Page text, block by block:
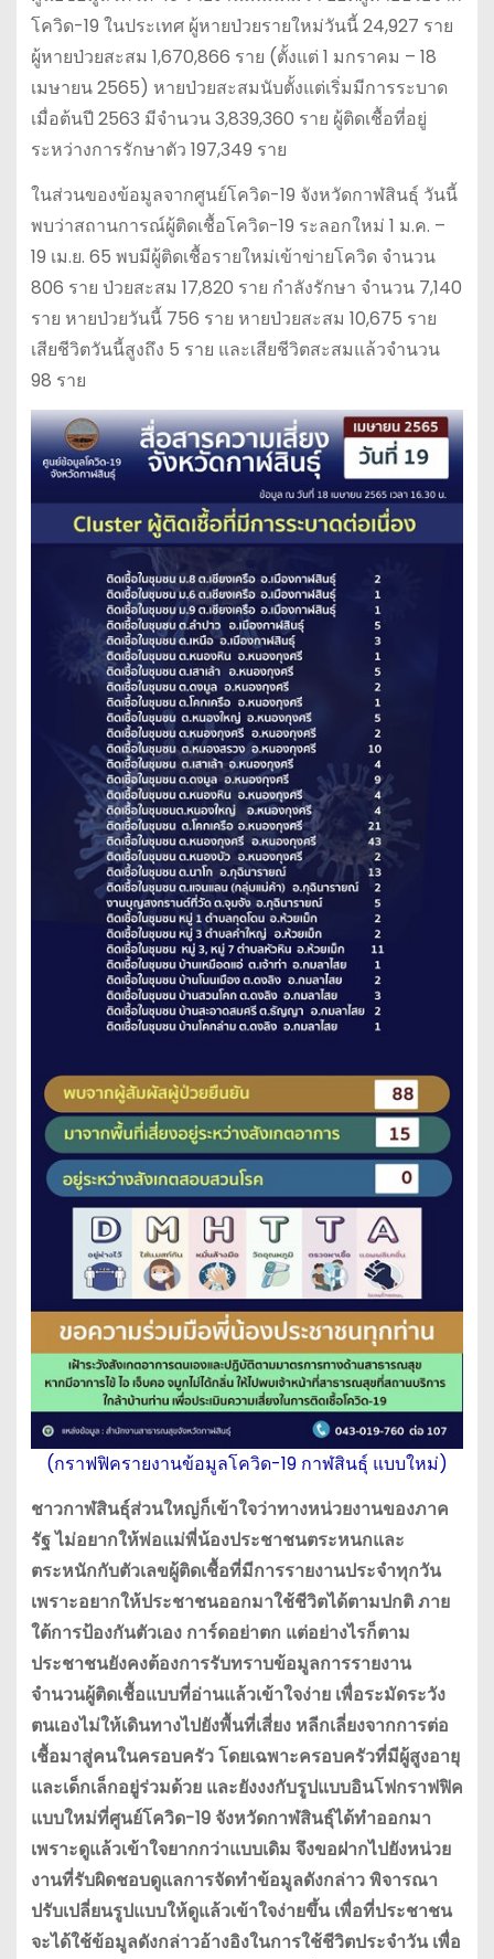
โควิด-19 ในประเทศ ผู้หายป่วยรายใหม่วันนี้ 24,927 ราย
ผู้หายป่วยสะสม 1,670,866 ราย (ตั้งแต่ 1 มกราคม – 18
เมษายน 2565) หายป่วยสะสมนับตั้งแต่เริ่มมีการระบาด
เมื่อต้นปี 2563 มีจำนวน 3,839,360 ราย ผู้ติดเชื้อที่อยู่
ระหว่างการรักษาตัว 197,349 ราย
ในส่วนของข้อมูลจากศูนย์โควิด-19 จังหวัดกาฬสินธุ์ วันนี้
พบว่าสถานการณ์ผู้ติดเชื้อโควิด-19 ระลอกใหม่ 1 ม.ค. –
19 เม.ย. 65 พบมีผู้ติดเชื้อรายใหม่เข้าข่ายโควิด จำนวน
806 ราย ป่วยสะสม 17,820 ราย กำลังรักษา จำนวน 7,140
ราย หายป่วยวันนี้ 756 ราย หายป่วยสะสม 10,675 ราย
เสียชีวิตวันนี้สูงถึง 5 ราย และเสียชีวิตสะสมแล้วจำนวน
98 ราย
(กราฟฟิครายงานข้อมูลโควิด-19 กาฬสินธุ์ แบบใหม่)
ชาวกาฬสินธุ์ส่วนใหญ่ก็เข้าใจว่าทางหน่วยงานของภาค
รัฐ ไม่อยากให้พ่อแม่พี่น้องประชาชนตระหนกและ
ตระหนักกับตัวเลขผู้ติดเชื้อที่มีการรายงานประจำทุกวัน
เพราะอยากให้ประชาชนออกมาใช้ชีวิตได้ตามปกติ ภาย
ใต้การป้องกันตัวเอง การ์ดอย่าตก แต่อย่างไรก็ตาม
ประชาชนยังคงต้องการรับทราบข้อมูลการรายงาน
จำนวนผู้ติดเชื้อแบบที่อ่านแล้วเข้าใจง่าย เพื่อระมัดระวัง
ตนเองไม่ให้เดินทางไปยังพื้นที่เสี่ยง หลีกเลี่ยงจากการต่อ
เชื้อมาสู่คนในครอบครัว โดยเฉพาะครอบครัวที่มีผู้สูงอายุ
และเด็กเล็กอยู่ร่วมด้วย และยังงงกับรูปแบบอินโฟกราฟฟิค
แบบใหม่ที่ศูนย์โควิด-19 จังหวัดกาฬสินธุ์ได้ทำออกมา
เพราะดูแล้วเข้าใจยากกว่าแบบเดิม จึงขอฝากไปยังหน่วย
งานที่รับผิดชอบดูแลการจัดทำข้อมูลดังกล่าว พิจารณา
ปรับเปลี่ยนรูปแบบให้ดูแล้วเข้าใจง่ายขึ้น เพื่อที่ประชาชน
จะได้ใช้ข้อมูลดังกล่าวอ้างอิงในการใช้ชีวิตประจำวัน เพื่อ